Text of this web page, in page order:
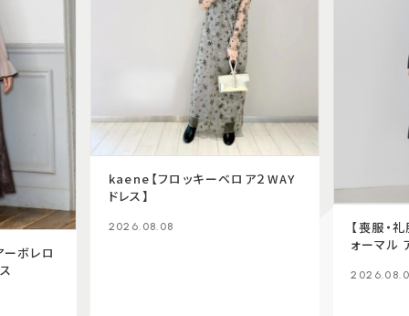
ボレロ
kaene【フロッキーベロア２WAY
ドレス】
2026.08.08
【喪服・
ォーマル